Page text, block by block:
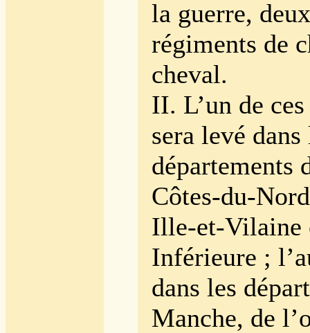
la guerre,
régiments de
cheval.
II. L’un de
sera levé dans
départements
Côtes-du-
Ille-et-Vilaine
Inférieure ;
dans les
Manche, de